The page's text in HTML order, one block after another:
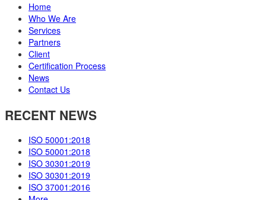
Home
Who We Are
Services
Partners
Client
Certification Process
News
Contact Us
RECENT NEWS
ISO 50001:2018
ISO 50001:2018
ISO 30301:2019
ISO 30301:2019
ISO 37001:2016